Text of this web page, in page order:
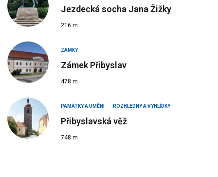
Jezdecká socha Jana Žižky
216 m
ZÁMKY
Zámek Přibyslav
478 m
PAMÁTKY A UMĚNÍ ROZHLEDNY A VYHLÍDKY
Přibyslavská věž
748 m